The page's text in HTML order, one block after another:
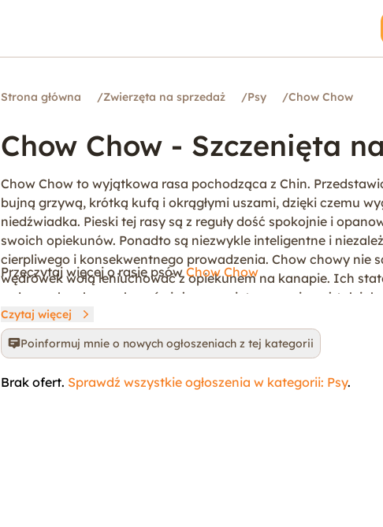
Strona główna /Zwierzęta na sprzedaż /Psy /Chow Chow
Chow Chow - Szczenięta
Chow Chow to wyjątkowa rasa pochodząca z Chin.
bujną grzywą, krótką kufą i okrągłymi uszami, dzięki czemu
niedźwiadka. Pieski tej rasy są z reguły dość spokojnie i
swoich opiekunów. Ponadto są niezwykle inteligentne i
cierpliwego i konsekwentnego prowadzenia. Chow chowy nie
wędrówek wolą leniuchować z opiekunem na kanapie. Ich
radosnych zabawach na świeżym powietrzu, ponieważ tak
dawki ruchu i zabawy. Mimo dużych gabarytów chow chowy
mieszkaniu, jak i w domu jednorodzinnym. Ze względu na
dość wymagająca, zwłaszcza w okresie linienia.
Przeczytaj więcej o rasie psówChow Chow
Czytaj więcej
Poinformuj mnie o nowych ogłoszeniach z tej kategorii
Brak ofert. Sprawdź wszystkie ogłoszenia w kategorii: Psy.